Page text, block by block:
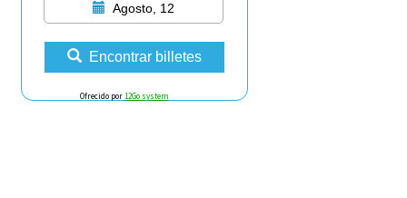
Agosto, 12
Encontrar billetes
Ofrecido por12Go system